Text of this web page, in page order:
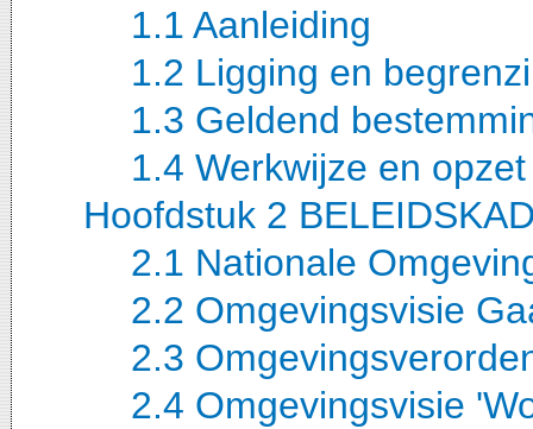
1.1 Aanleiding
1.2 Ligging en
1.3 Geldend
1.4 Werkwijze en
Hoofdstuk 2
2.1 Nationale
2.2 Omgevingsvisie
2.3
2.4 Omgevingsvisie